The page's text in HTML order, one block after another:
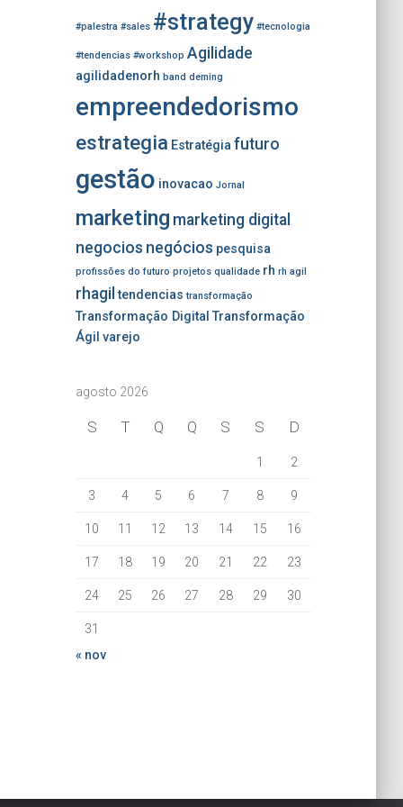
#palestra #sales #strategy #tecnologia
#tendencias #workshop Agilidade
agilidadenorh band deming
empreendedorismo
estrategia Estratégia futuro
gestão inovacao Jornal
marketing marketing digital
negocios negócios pesquisa
profissões do futuro projetos qualidade rh rh agil
rhagil tendencias transformação
Transformação Digital Transformação
Ágil varejo
agosto 2026
S T Q Q S S D
1 2
3 4 5 6 7 8 9
10 11 12 13 14 15 16
17 18 19 20 21 22 23
24 25 26 27 28 29 30
31
« nov